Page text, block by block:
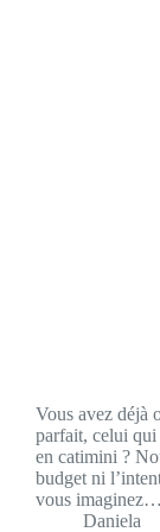
Vous avez déjà
parfait, celui qui
en catimini ?
budget ni
vous imaginez…
Daniela